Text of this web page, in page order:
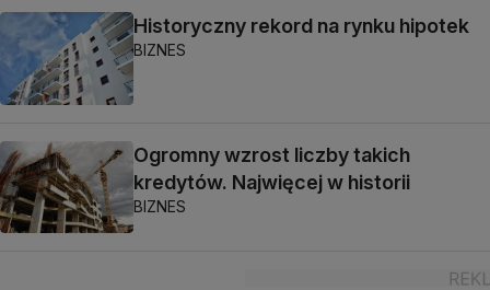
Historyczny rekord na rynku hipotek
BIZNES
Ogromny wzrost liczby takich
kredytów. Najwięcej w historii
BIZNES